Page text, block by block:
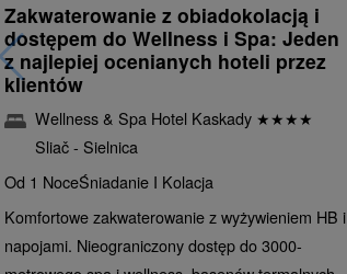
Zakwaterowanie z obiadokolacją i
dostępem do Wellness i Spa: Jeden
z najlepiej ocenianych hoteli przez
klientów
Wellness & Spa Hotel Kaskady ★★★★
Sliač - Sielnica
Od 1 NoceŚniadanie I Kolacja
Komfortowe zakwaterowanie z wyżywieniem HB i
napojami. Nieograniczony dostęp do 3000-